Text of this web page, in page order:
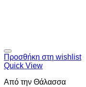
Προσθήκη στη wishlist
Quick View
Από την Θάλασσα